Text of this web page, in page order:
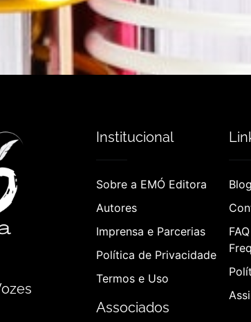
Institucional
Sobre a EMÓ Editora
Autores
Imprensa e Parcerias
Política de Privacidade
Termos e Uso
Associados